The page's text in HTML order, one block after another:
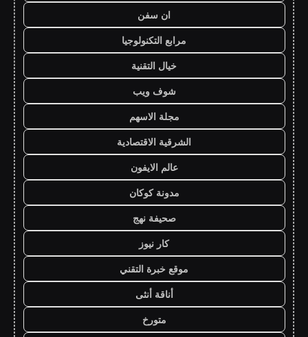
ان سفن
مرابع التكنولوجيا
خيال التقنية
شوف ويب
مجلة الاسهم
الشرقية الاقتصادية
عالم الايفون
مدونة كوكان
صحيفة نهج
كار نيوز
موقع خبرة التقني
أناقة أنثى
متورخ